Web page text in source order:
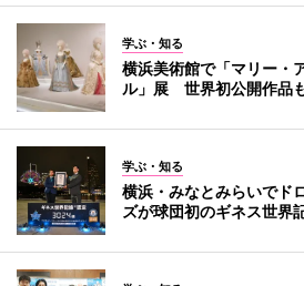
学ぶ・知る
横浜美術館で「マリー・
ル」展 世界初公開作品
学ぶ・知る
横浜・みなとみらいで
ズが球団初のギネス世界